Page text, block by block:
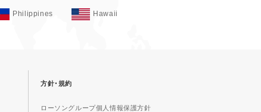
Philippines Hawaii
方針･規約
ローソングループ個人情報保護方針